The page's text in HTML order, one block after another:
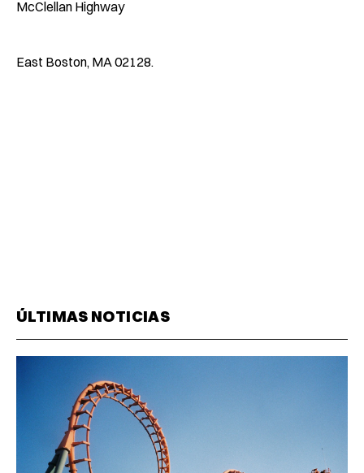
McClellan Highway
East Boston, MA 02128.
ÚLTIMAS NOTICIAS